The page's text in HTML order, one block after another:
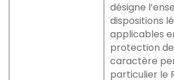
désigne
dispositions
applicables
protection
caractère
particulier le